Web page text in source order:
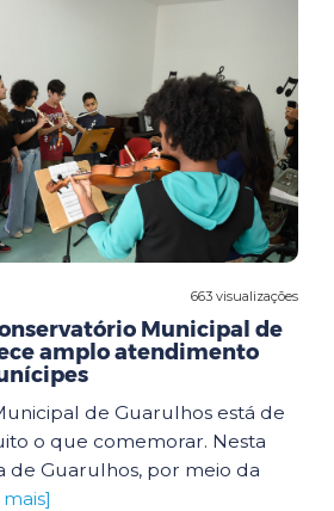
663 visualizações
Municipal de
amplo atendimento
de Guarulhos está de
o que comemorar. Nesta
de Guarulhos, por meio da